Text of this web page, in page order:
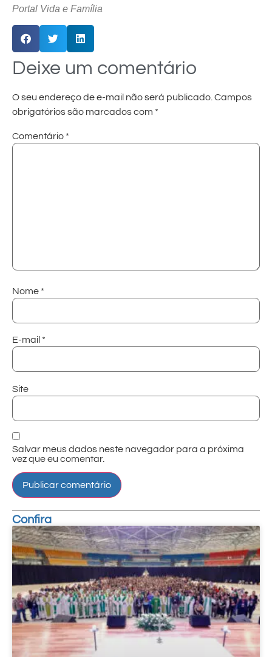
Portal Vida e Família
Deixe um comentário
O seu endereço de e-mail não será publicado. Campos
obrigatórios são marcados com *
Comentário *
Nome *
E-mail *
Site
Salvar meus dados neste navegador para a próxima
vez que eu comentar.
Confira